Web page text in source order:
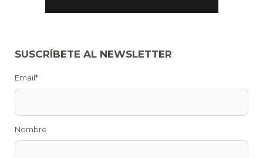
SUSCRÍBETE AL NEWSLETTER
Email*
Nombre